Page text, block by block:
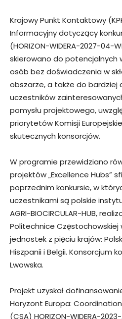
Krajowy Punkt Kontaktowy
Informacyjny dotyczący
(HORIZON-WIDERA-2027-04-
skierowano do potencjalnych
osób bez doświadczenia w
obszarze, a także do bardziej
uczestników
pomysłu projektowego,
priorytetów Komisji
skutecznych konsorcjów.
W programie przewidziano
projektów „Excellence Hubs”
poprzednim konkursie, w
uczestnikami są polskie
AGRI-BIOCIRCULAR-HUB,
Politechnice Częstochowskiej
jednostek z pięciu krajów:
Hiszpanii i Belgii. Konsorcjum
Lwowska.
Projekt uzyskał
Horyzont Europa:
(CSA) HORIZON-WIDERA-